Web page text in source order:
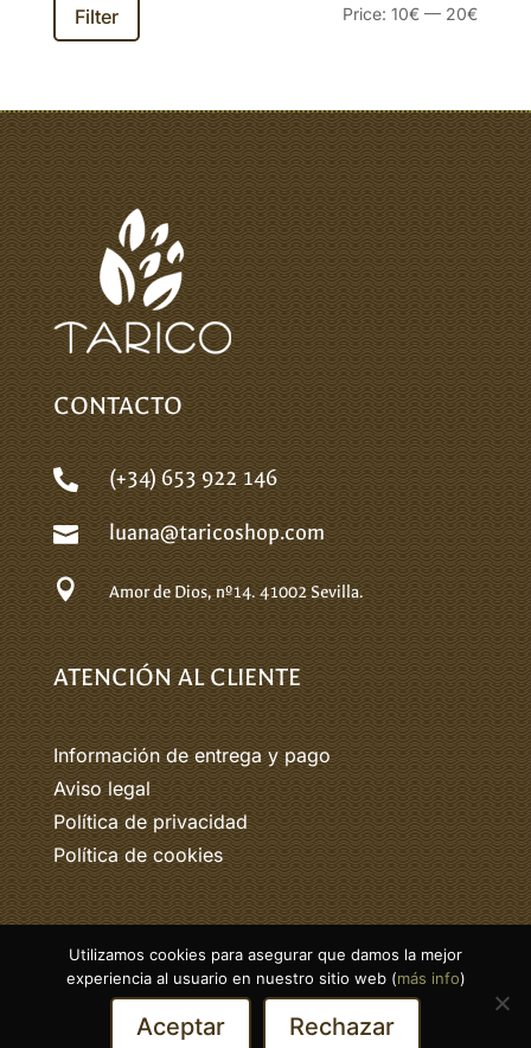
Min
Max
Filter Price:10€ — 20€
CONTACTO
 (+34) 653 922 146
 luana@taricoshop.com
 Amor de Dios, nº14.41002 Sevilla.
ATENCIÓN AL CLIENTE
Información de entrega y pago
Aviso legal
Política de privacidad
Política de cookies
© 2026 Tarico. Todos los derechos
reservados.
Utilizamos cookies para asegurar que damos la mejor
experiencia al usuario en nuestro sitio web (más info)
Aceptar Rechazar